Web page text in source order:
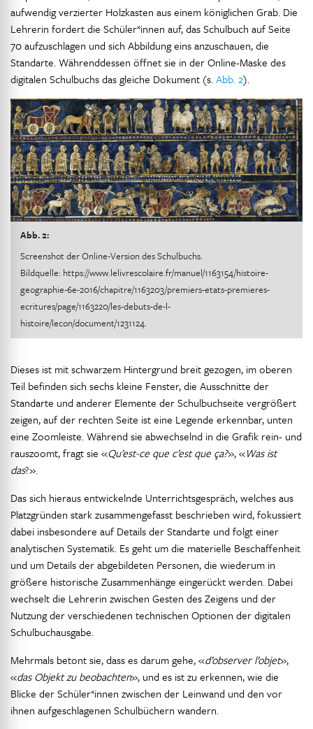
aufwendig verzierter Holzkasten aus einem königlichen Grab. Die
Lehrerin fordert die Schüler*innen auf, das Schulbuch auf Seite
70 aufzuschlagen und sich Abbildung eins anzuschauen, die
Standarte. Währenddessen öffnet sie in der Online-Maske des
digitalen Schulbuchs das gleiche Dokument (s.Abb. 2).
Abb. 2:
Screenshot der Online-Version des Schulbuchs.
Bildquelle: https://www.lelivrescolaire.fr/manuel/1163154/histoire-
geographie-6e-2016/chapitre/1163203/premiers-etats-premieres-
ecritures/page/1163220/les-debuts-de-l-
histoire/lecon/document/1231124.
Dieses ist mit schwarzem Hintergrund breit gezogen, im oberen
Teil befinden sich sechs kleine Fenster, die Ausschnitte der
Standarte und anderer Elemente der Schulbuchseite vergrößert
zeigen, auf der rechten Seite ist eine Legende erkennbar, unten
eine Zoomleiste. Während sie abwechselnd in die Grafik rein- und
rauszoomt, fragt sie «Qu’est-ce que c’est que ça?», «Was ist
das?».
Das sich hieraus entwickelnde Unterrichtsgespräch, welches aus
Platzgründen stark zusammengefasst beschrieben wird, fokussiert
dabei insbesondere auf Details der Standarte und folgt einer
analytischen Systematik. Es geht um die materielle Beschaffenheit
und um Details der abgebildeten Personen, die wiederum in
größere historische Zusammenhänge eingerückt werden. Dabei
wechselt die Lehrerin zwischen Gesten des Zeigens und der
Nutzung der verschiedenen technischen Optionen der digitalen
Schulbuchausgabe.
Mehrmals betont sie, dass es darum gehe, «d’observer l’objet»,
«das Objekt zu beobachten», und es ist zu erkennen, wie die
Blicke der Schüler*innen zwischen der Leinwand und den vor
ihnen aufgeschlagenen Schulbüchern wandern.